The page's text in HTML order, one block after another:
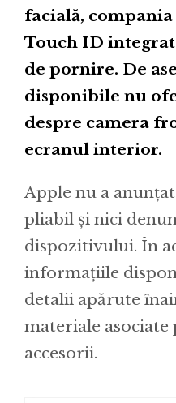
facială,
Touch ID
de pornire. De
disponibile nu
despre camera
ecranul interior.
Apple nu a
pliabil și nici
dispozitivului. În
informațiile
detalii apărute
materiale
accesorii.